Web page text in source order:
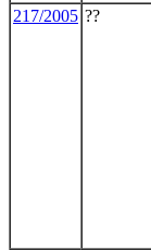
217/2005 ??